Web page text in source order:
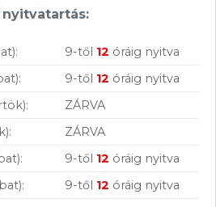
vállalkozásoknak
9-től 12 óráig nyitva
9-től 12 óráig nyitva
ZÁRVA
ZÁRVA
9-től 12 óráig nyitva
9-től 12 óráig nyitva